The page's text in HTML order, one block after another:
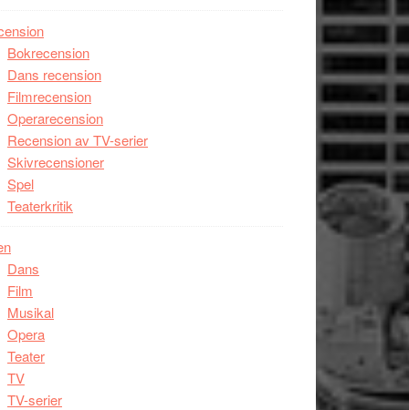
Bokrecension
Dans recension
Filmrecension
Operarecension
Recension av TV-serier
Skivrecensioner
Spel
Teaterkritik
Dans
Film
Musikal
Opera
Teater
TV
TV-serier